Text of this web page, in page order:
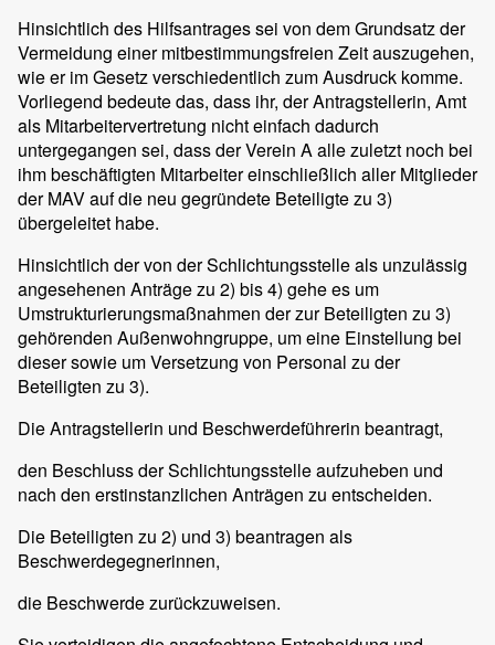
Hinsichtlich des Hilfsantrages sei von dem Grundsatz der
Vermeidung einer mitbestimmungsfreien Zeit auszugehen,
wie er im Gesetz verschiedentlich zum Ausdruck komme.
Vorliegend bedeute das, dass ihr, der Antragstellerin, Amt
als Mitarbeitervertretung nicht einfach dadurch
untergegangen sei, dass der Verein A alle zuletzt noch bei
ihm beschäftigten Mitarbeiter einschließlich aller Mitglieder
der MAV auf die neu gegründete Beteiligte zu 3)
übergeleitet habe.
Hinsichtlich der von der Schlichtungsstelle als unzulässig
angesehenen Anträge zu 2) bis 4) gehe es um
Umstrukturierungsmaßnahmen der zur Beteiligten zu 3)
gehörenden Außenwohngruppe, um eine Einstellung bei
dieser sowie um Versetzung von Personal zu der
Beteiligten zu 3).
Die Antragstellerin und Beschwerdeführerin beantragt,
den Beschluss der Schlichtungsstelle aufzuheben und
nach den erstinstanzlichen Anträgen zu entscheiden.
Die Beteiligten zu 2) und 3) beantragen als
Beschwerdegegnerinnen,
die Beschwerde zurückzuweisen.